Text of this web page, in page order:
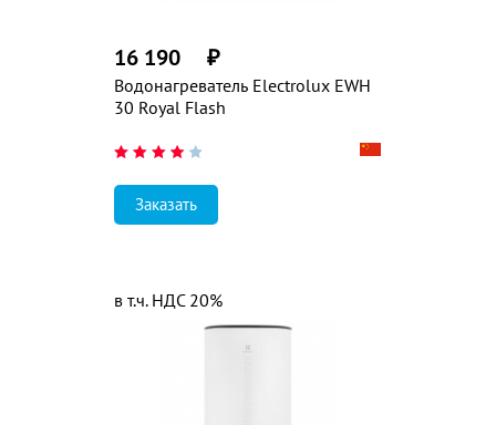
Водонагреватель Electrolux EWH
30 Royal Flash
16 190 ₽
Заказать
в т.ч. НДС 20%